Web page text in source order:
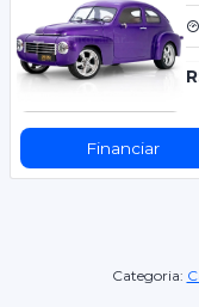
Financiar
Categoria: